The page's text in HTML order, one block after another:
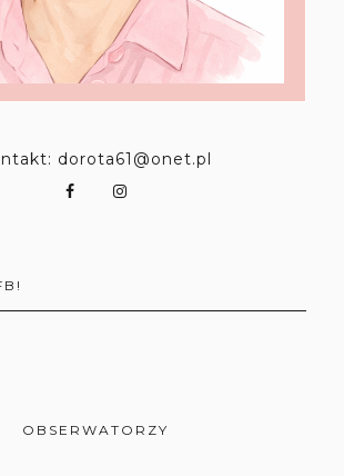
dorota61@onet.pl
OBSERWATORZY